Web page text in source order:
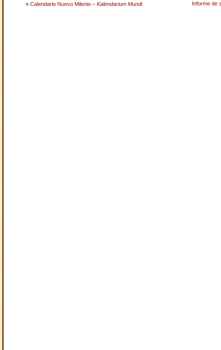
« Calendario Nuevo Milenio – Kalendarium Mundi Informe de